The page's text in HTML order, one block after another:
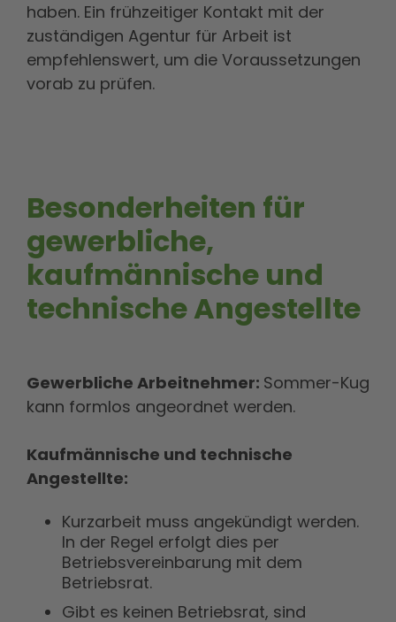
haben. Ein frühzeitiger Kontakt mit der
zuständigen Agentur für Arbeit ist
empfehlenswert, um die Voraussetzungen
vorab zu prüfen.
Besonderheiten für
gewerbliche,
kaufmännische und
technische Angestellte
Gewerbliche Arbeitnehmer: Sommer-Kug
kann formlos angeordnet werden.
Kaufmännische und technische
Angestellte:
Kurzarbeit muss angekündigt werden.
In der Regel erfolgt dies per
Betriebsvereinbarung mit dem
Betriebsrat.
Gibt es keinen Betriebsrat, sind